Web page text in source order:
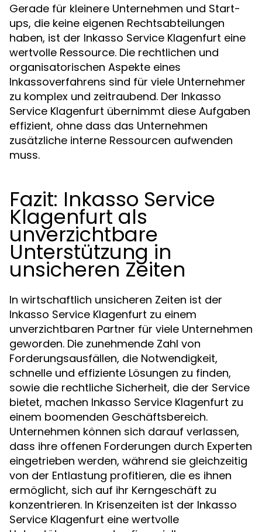
Gerade für kleinere Unternehmen und Start-
ups, die keine eigenen Rechtsabteilungen
haben, ist der Inkasso Service Klagenfurt eine
wertvolle Ressource. Die rechtlichen und
organisatorischen Aspekte eines
Inkassoverfahrens sind für viele Unternehmer
zu komplex und zeitraubend. Der Inkasso
Service Klagenfurt übernimmt diese Aufgaben
effizient, ohne dass das Unternehmen
zusätzliche interne Ressourcen aufwenden
muss.
Fazit: Inkasso Service
Klagenfurt als
unverzichtbare
Unterstützung in
unsicheren Zeiten
In wirtschaftlich unsicheren Zeiten ist der
Inkasso Service Klagenfurt zu einem
unverzichtbaren Partner für viele Unternehmen
geworden. Die zunehmende Zahl von
Forderungsausfällen, die Notwendigkeit,
schnelle und effiziente Lösungen zu finden,
sowie die rechtliche Sicherheit, die der Service
bietet, machen Inkasso Service Klagenfurt zu
einem boomenden Geschäftsbereich.
Unternehmen können sich darauf verlassen,
dass ihre offenen Forderungen durch Experten
eingetrieben werden, während sie gleichzeitig
von der Entlastung profitieren, die es ihnen
ermöglicht, sich auf ihr Kerngeschäft zu
konzentrieren. In Krisenzeiten ist der Inkasso
Service Klagenfurt eine wertvolle